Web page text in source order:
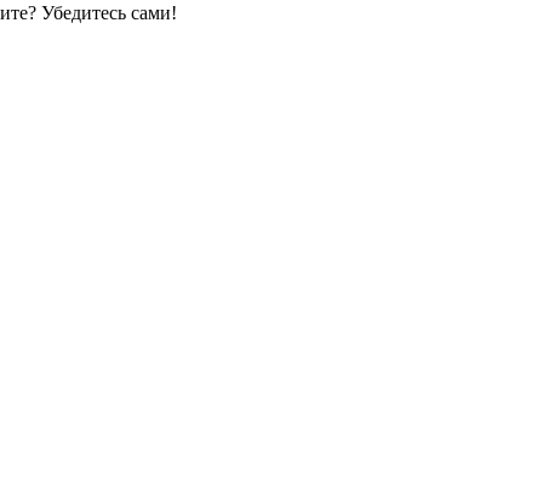
Убедитесь сами!